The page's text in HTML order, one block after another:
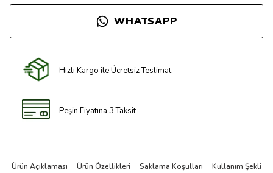
WHATSAPP
Hızlı Kargo ile Ücretsiz Teslimat
Peşin Fiyatına 3 Taksit
Ürün Açıklaması Ürün Özellikleri Saklama Koşulları Kullanım Şekli